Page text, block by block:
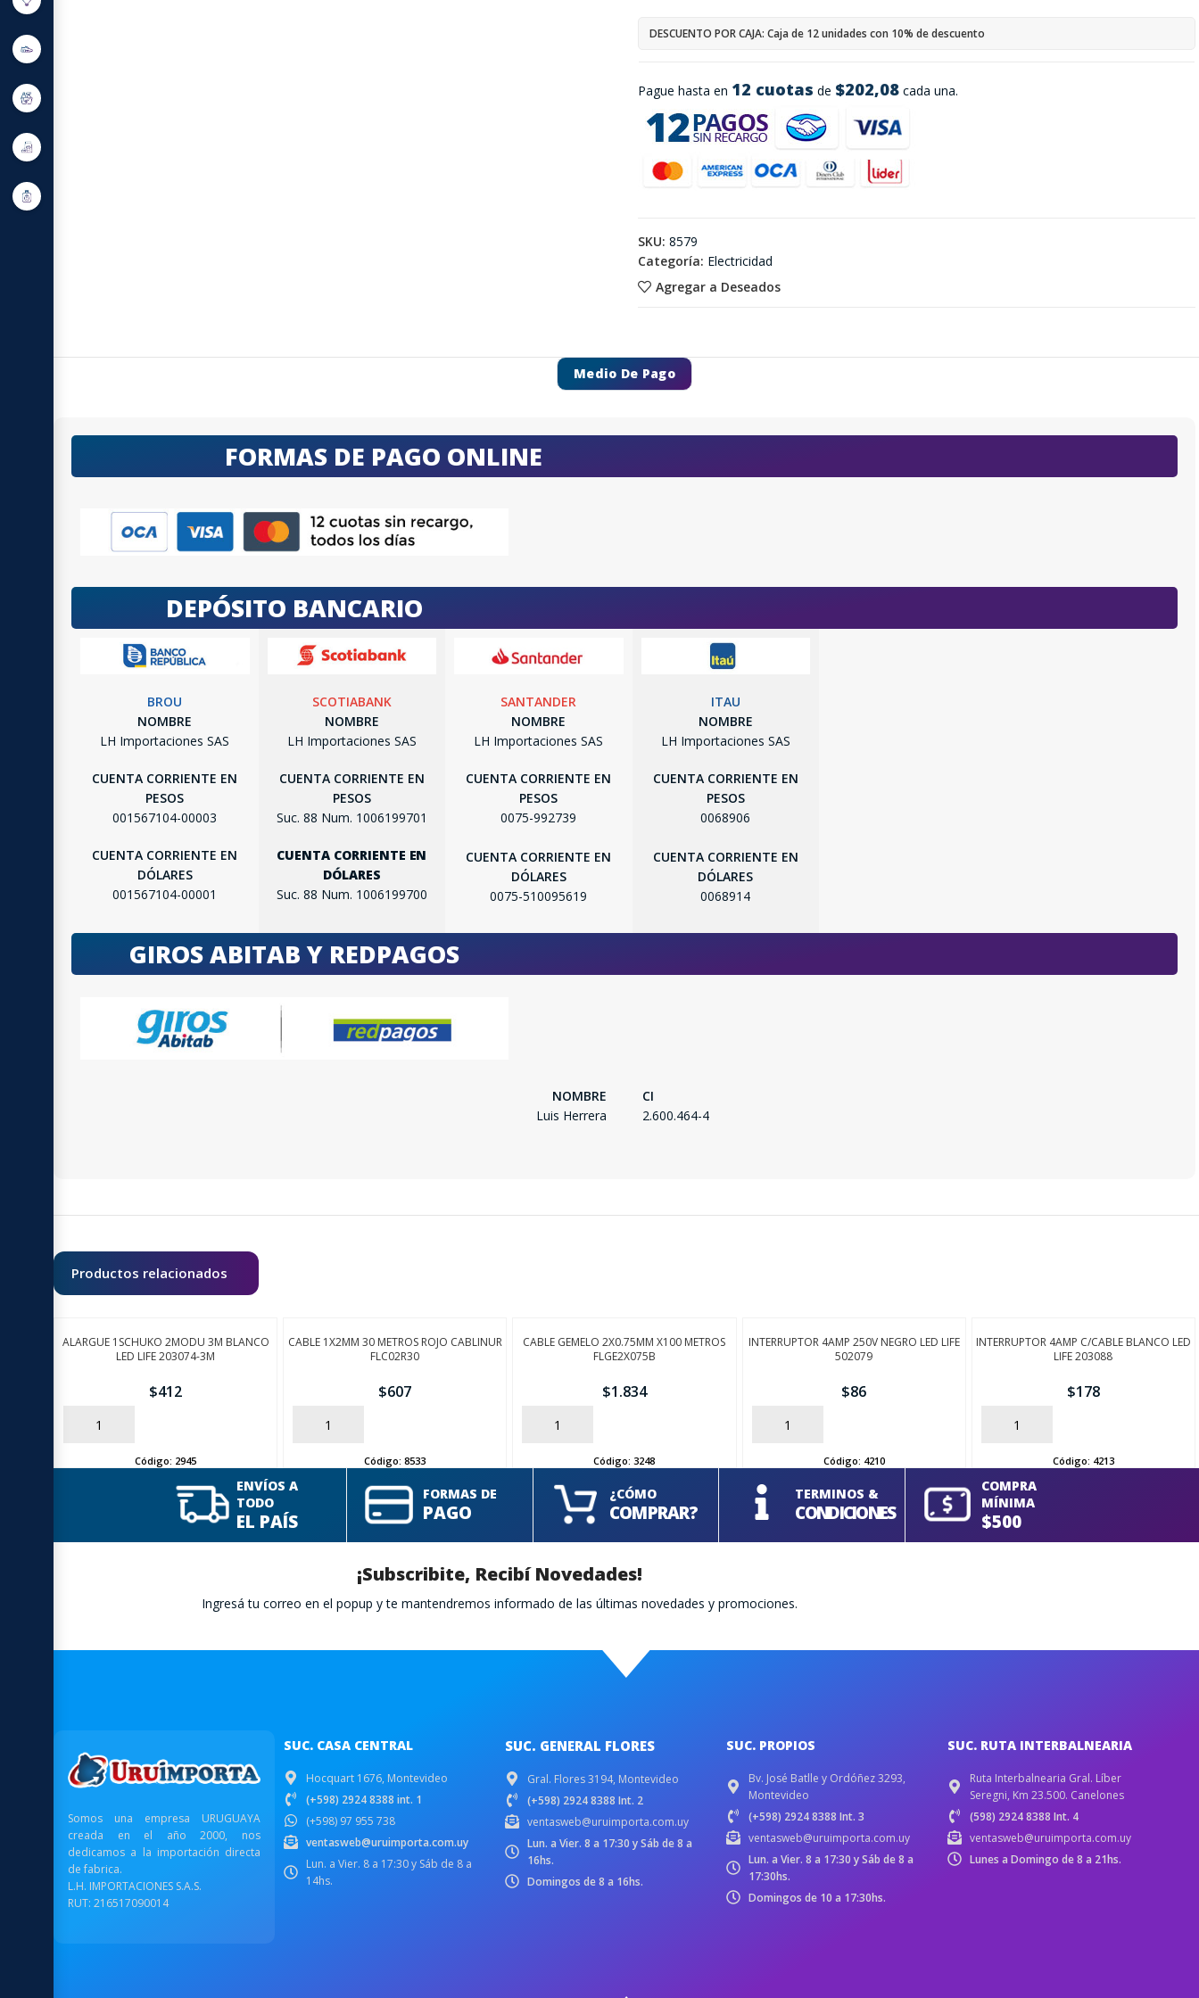
Pague hasta en 12 cuotas de $202,08cada una.
DESCUENTO POR CAJA: Caja de 12 unidades con 10% de descuento
Agregar a Deseados
SKU: 8579
Categoría: Electricidad
Medio De Pago
FORMAS DE PAGO ONLINE
DEPÓSITO BANCARIO
BROU
NOMBRE
LH Importaciones SAS
CUENTA CORRIENTE EN
PESOS
001567104-00003
CUENTA CORRIENTE EN
DÓLARES
001567104-00001
SCOTIABANK
NOMBRE
LH Importaciones SAS
CUENTA CORRIENTE EN
PESOS
Suc. 88 Num. 1006199701
CUENTA CORRIENTE EN
DÓLARES
Suc. 88 Num. 1006199700
SANTANDER
NOMBRE
LH Importaciones SAS
CUENTA CORRIENTE EN
PESOS
0075-992739
CUENTA CORRIENTE EN
DÓLARES
0075-510095619
ITAU
NOMBRE
LH Importaciones SAS
CUENTA CORRIENTE EN
PESOS
0068906
CUENTA CORRIENTE EN
DÓLARES
0068914
GIROS ABITAB Y REDPAGOS
NOMBRE
Luis Herrera
CI
2.600.464-4
Productos relacionados
ALARGUE 1SCHUKO 2MODU 3M BLANCO
LED LIFE 203074-3M
$412
AÑADIR
Código: 2945
CABLE 1X2MM 30 METROS ROJO CABLINUR
FLC02R30
$607
AÑADIR
Código:8533
CABLE GEMELO 2X0.75MM X100 METROS
FLGE2X075B
$1.834
AÑADIR
Código:3248
INTERRUPTOR 4AMP 250V NEGRO LED LIFE
502079
$86
AÑADIR
Código: 4210
INTERRUPTOR 4AMP C/CABLE BLANCO LED
LIFE 203088
$178
AÑADIR
Código: 4213
ENVÍOS A
TODO
EL PAÍS
FORMAS DE
PAGO
¿CÓMO
COMPRAR?
TERMINOS &
CONDICIONES
COMPRA
MÍNIMA
$500
¡Subscribite, Recibí Novedades!
Ingresá tu correo en el popup y te mantendremos informado de las últimas novedades y promociones.
Somos una empresa URUGUAYA
creada en el año 2000, nos
dedicamos a la importación directa
de fabrica.
L.H. IMPORTACIONES S.A.S.
RUT: 216517090014
SUC. CASA CENTRAL
Hocquart 1676, Montevideo
(+598) 2924 8388 int. 1
(+598) 97 955 738
ventasweb@uruimporta.com.uy
Lun. a Vier. 8 a 17:30 y Sáb de 8 a
14hs.
SUC. GENERAL FLORES
Gral. Flores 3194, Montevideo
(+598) 2924 8388 Int. 2
ventasweb@uruimporta.com.uy
Lun. a Vier. 8 a 17:30 y Sáb de 8 a
16hs.
Domingos de 8 a 16hs.
SUC. PROPIOS
Bv. José Batlle y Ordóñez 3293,
Montevideo
(+598) 2924 8388 Int. 3
ventasweb@uruimporta.com.uy
Lun. a Vier. 8 a 17:30 y Sáb de 8 a
17:30hs.
Domingos de 10 a 17:30hs.
SUC. RUTA INTERBALNEARIA
Ruta Interbalnearia Gral. Líber
Seregni, Km 23.500. Canelones
(598) 2924 8388 Int. 4
ventasweb@uruimporta.com.uy
Lunes a Domingo de 8 a 21hs.
SEGUÍ COMPRANDO
FINALIZÁ TU COMPRA